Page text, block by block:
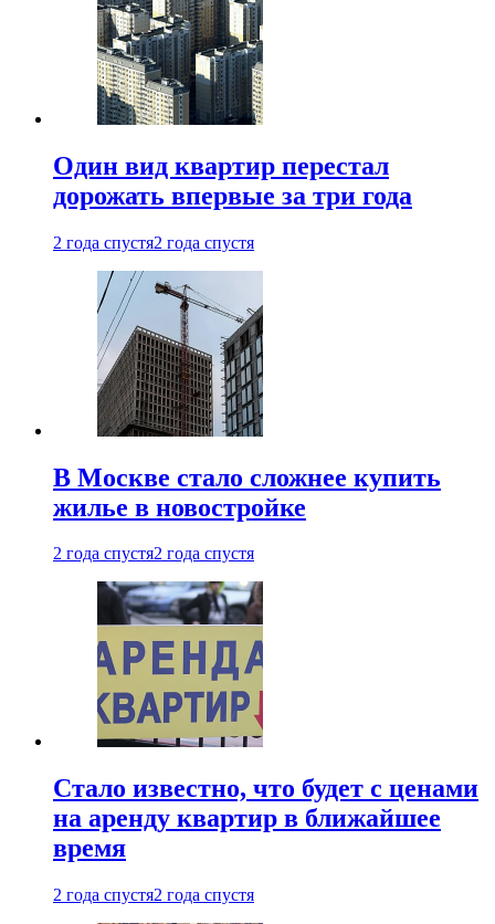
Один вид квартир перестал
дорожать впервые за три года
2 года спустя2 года спустя
В Москве стало сложнее купить
жилье в новостройке
2 года спустя2 года спустя
Стало известно, что будет с ценами
на аренду квартир в ближайшее
время
2 года спустя2 года спустя